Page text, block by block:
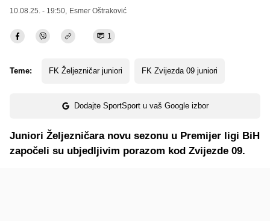
10.08.25. - 19:50, Esmer Oštraković
1
Teme: FK Željezničar juniori FK Zvijezda 09 juniori
Dodajte SportSport u vaš Google izbor
Juniori Željezničara novu sezonu u Premijer ligi BiH
započeli su ubjedljivim porazom kod Zvijezde 09.